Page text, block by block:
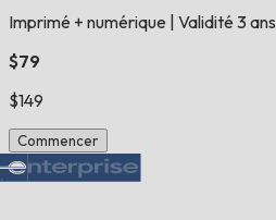
Imprimé + numérique Validité 3 ans
$79
$149
Commencer